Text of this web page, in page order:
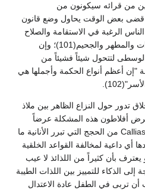
من قرائه سيكونون من
قضى بعض الوقت يحاول وضع قانون
الرغبة في الاستقامة والصلاح
من غير أن يعتمدوا على السماوات والمطهر والجحيم(101)؛ وإن
لتتحول شيئاً فشيئاً من
"إن أعظم أنواع الحكمة وأجملها هي
تدور حول النزاع الظاهر بين ملاذ
أفلاطون هذه المشكلة عرضاً
واضحاً ويورد على لسان كلياس Callias من الحجج التي تبرر الأنانية ما
أي داعية لمخالفة القواعد الخلقية
العصور(103). وهو يعترف بأن كثيراً من اللذائذ لا عيب
الذكاء للتمييز بين اللذات الطيبة
أن تربى في الطفل عادة الاعتدال